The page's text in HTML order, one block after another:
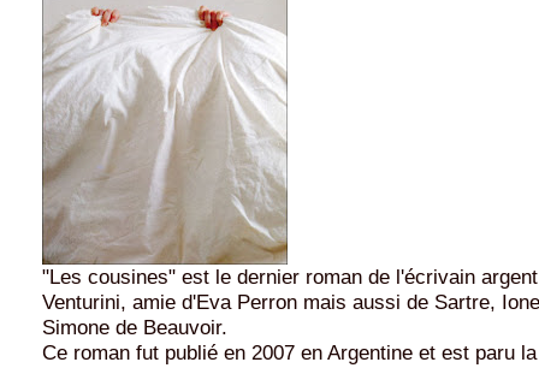
"Les cousines" est le dernier roman de l'écrivain
Venturini, amie d'Eva Perron mais aussi de Sartre,
Simone de Beauvoir.
Ce roman fut publié en 2007 en Argentine et est paru